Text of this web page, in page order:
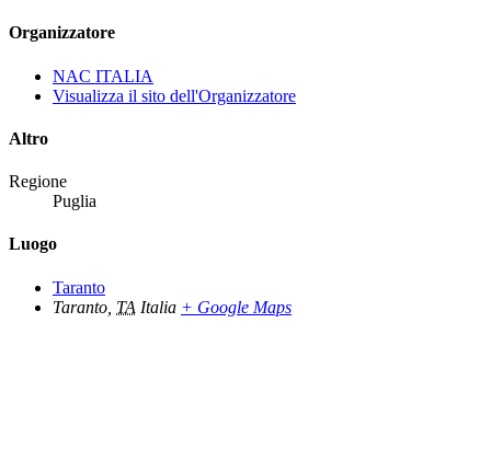
Organizzatore
NAC ITALIA
Visualizza il sito dell'Organizzatore
Altro
Regione
Puglia
Luogo
Taranto
Taranto TA Italia + Google Maps